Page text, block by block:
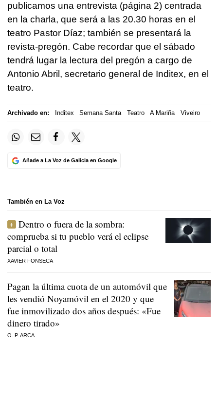
publicamos una entrevista (página 2) centrada
en la charla, que será a las 20.30 horas en el
teatro Pastor Díaz; también se presentará la
revista-pregón. Cabe recordar que el sábado
tendrá lugar la lectura del pregón a cargo de
Antonio Abril, secretario general de Inditex, en el
teatro.
Archivado en: Inditex Semana Santa Teatro A Mariña Viveiro
Añade a La Voz de Galicia en Google
También en La Voz
Dentro o fuera de la sombra:
comprueba si tu pueblo verá el eclipse
parcial o total
XAVIER FONSECA
Pagan la última cuota de un automóvil que
les vendió Noyamóvil en el 2020 y que
fue inmovilizado dos años después: «Fue
dinero tirado»
O. P. ARCA